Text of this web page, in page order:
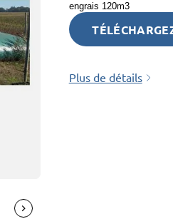
engrais 120m3
Plus de détails